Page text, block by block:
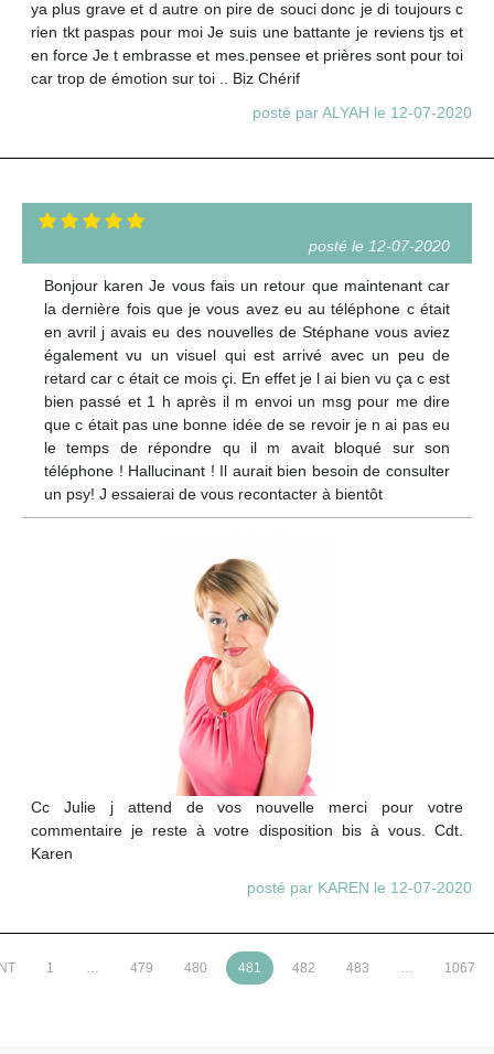
ya plus grave et d autre on pire de souci donc je di toujours c
rien tkt paspas pour moi Je suis une battante je reviens tjs et
en force Je t embrasse et mes.pensee et prières sont pour toi
car trop de émotion sur toi .. Biz Chérif
posté par ALYAH le 12-07-2020
posté le 12-07-2020
Bonjour karen Je vous fais un retour que maintenant car
la dernière fois que je vous avez eu au téléphone c était
en avril j avais eu des nouvelles de Stéphane vous aviez
également vu un visuel qui est arrivé avec un peu de
retard car c était ce mois çi. En effet je l ai bien vu ça c est
bien passé et 1 h après il m envoi un msg pour me dire
que c était pas une bonne idée de se revoir je n ai pas eu
le temps de répondre qu il m avait bloqué sur son
téléphone ! Hallucinant ! Il aurait bien besoin de consulter
un psy! J essaierai de vous recontacter à bientôt
Cc Julie j attend de vos nouvelle merci pour votre
commentaire je reste à votre disposition bis à vous. Cdt.
Karen
posté par KAREN le 12-07-2020
1 … 479 480 481 482 483 … 1067